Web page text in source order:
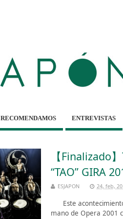
RECOMENDAMOS ENTREVISTAS
【Finalizado
“TAO” GIRA
ESJAPON 24, feb,
Este
mano de Opera 2001